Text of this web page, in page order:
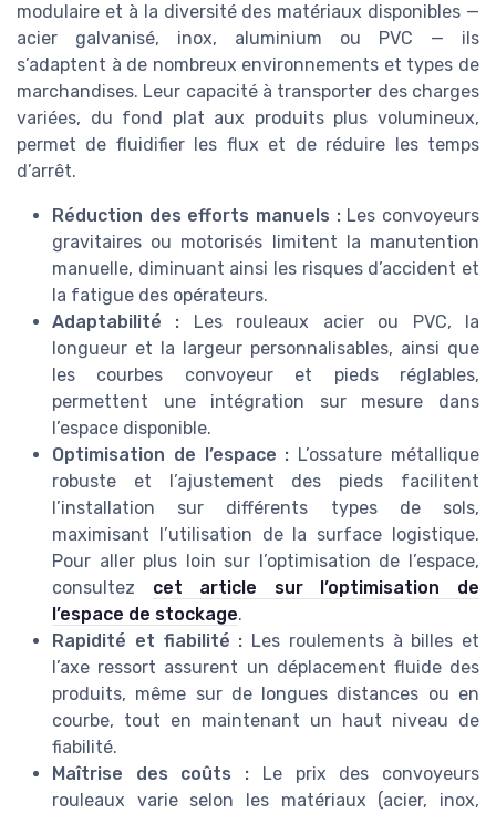
modulaire et à la diversité des matériaux disponibles —
acier galvanisé, inox, aluminium ou PVC — ils
s’adaptent à de nombreux environnements et types de
marchandises. Leur capacité à transporter des charges
variées, du fond plat aux produits plus volumineux,
permet de fluidifier les flux et de réduire les temps
d’arrêt.
Réduction des efforts manuels :Les convoyeurs
gravitaires ou motorisés limitent la manutention
manuelle, diminuant ainsi les risques d’accident et
la fatigue des opérateurs.
Adaptabilité : Les rouleaux acier ou PVC, la
longueur et la largeur personnalisables, ainsi que
les courbes convoyeur et pieds réglables,
permettent une intégration sur mesure dans
l’espace disponible.
Optimisation de l’espace : L’ossature métallique
robuste et l’ajustement des pieds facilitent
l’installation sur différents types de sols,
maximisant l’utilisation de la surface logistique.
Pour aller plus loin sur l’optimisation de l’espace,
consultez cet article sur l’optimisation de
l’espace de stockage.
Rapidité et fiabilité : Les roulements à billes et
l’axe ressort assurent un déplacement fluide des
produits, même sur de longues distances ou en
courbe, tout en maintenant un haut niveau de
fiabilité.
Maîtrise des coûts : Le prix des convoyeurs
rouleaux varie selon les matériaux (acier, inox,